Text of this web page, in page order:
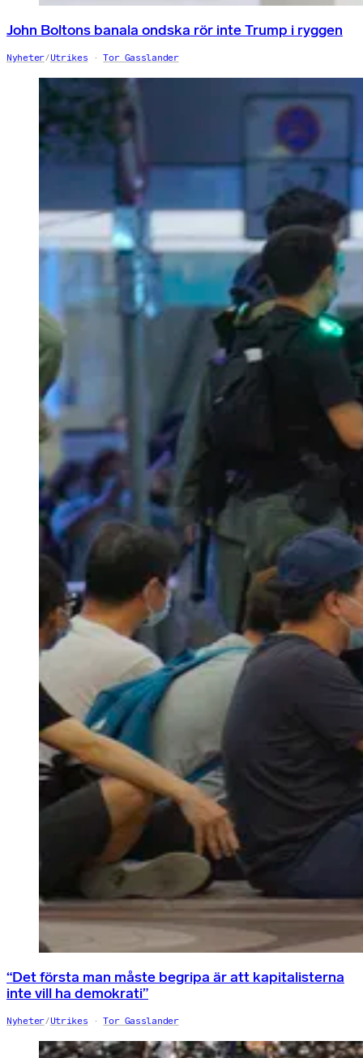
John Boltons banala ondska rör inte Trump i ryggen
Nyheter/Utrikes Tor Gasslander
“Det första man måste begripa är att kapitalisterna
inte vill ha demokrati”
Nyheter/Utrikes Tor Gasslander